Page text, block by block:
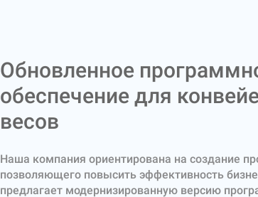
Обновленное
обеспечение для
весов
Наша компания ориентирована на создание
позволяющего повысить эффективность
предлагает модернизированную версию